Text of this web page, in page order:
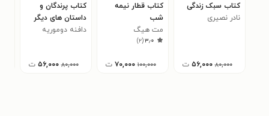
کتاب سبک زندگی
نادر نصیری
۸۰,۰۰۰ ۵۶,۰۰۰ ت
کتاب قطار نیمه
شب
مت هیگ
۳٫۰(۲)
۱۰۰,۰۰۰ ۷۰,۰۰۰ ت
کتاب پرندگان و
داستان های دیگر
دافنه دوموریه
۸۰,۰۰۰ ۵۶,۰۰۰ ت